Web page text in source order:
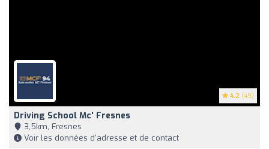
4.2 (49)
Driving School Mc' Fresnes
3,5km, Fresnes
Voir les données d'adresse et de contact